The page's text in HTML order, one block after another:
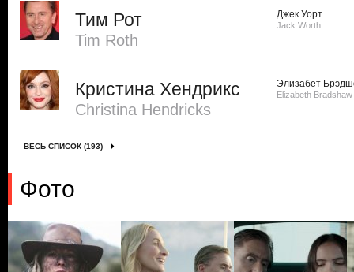
Тим Рот
Tim Roth
Джек Уорт
Jack Worth
Кристина Хендрикс
Christina Hendricks
Элизабет
Elizabeth Bradshaw
ВЕСЬ СПИСОК (193)
Фото